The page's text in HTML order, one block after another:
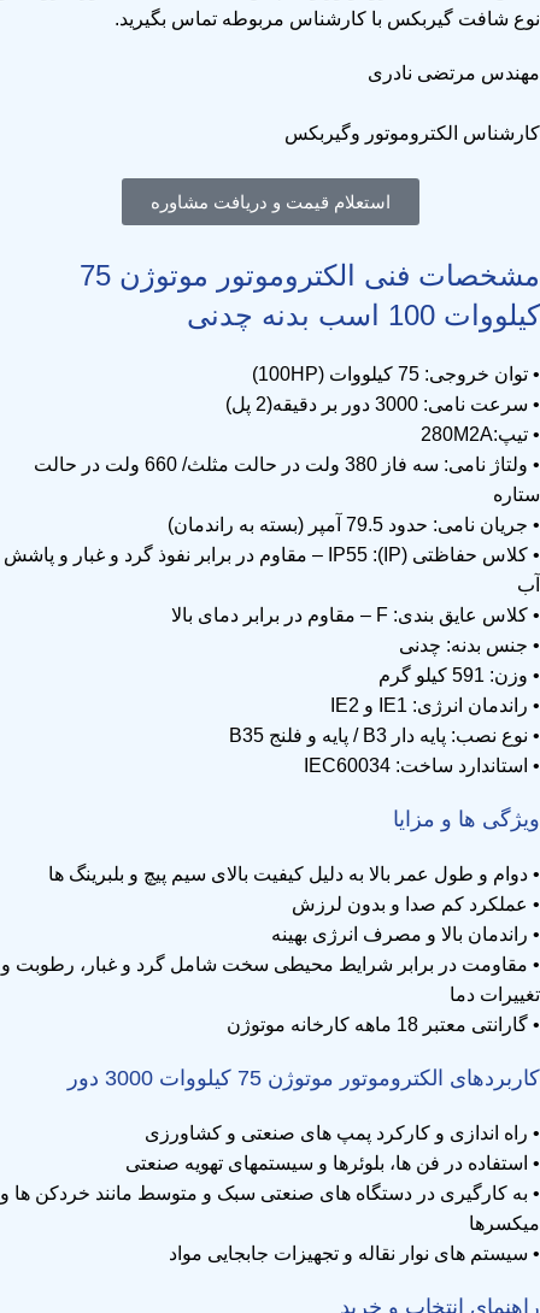
نوع شافت گیربکس با کارشناس مربوطه تماس بگیرید.
مهندس مرتضی نادری
کارشناس الکتروموتور وگیربکس
استعلام قیمت و دریافت مشاوره
مشخصات فنی الکتروموتور موتوژن 75
کیلووات 100 اسب بدنه چدنی
• توان خروجی: 75 کیلووات (100HP)
• سرعت نامی: 3000 دور بر دقیقه(2 پل)
• تیپ:280M2A
• ولتاژ نامی: سه فاز 380 ولت در حالت مثلث/ 660 ولت در حالت
ستاره
• جریان نامی: حدود 79.5 آمپر (بسته به راندمان)
• کلاس حفاظتی (IP): IP55 – مقاوم در برابر نفوذ گرد و غبار و پاشش
آب
• کلاس عایق بندی: F – مقاوم در برابر دمای بالا
• جنس بدنه: چدنی
• وزن: 591 کیلو گرم
• راندمان انرژی: IE1 و IE2
• نوع نصب: پایه دار B3 / پایه و فلنج B35
• استاندارد ساخت: IEC60034
ویژگی ها و مزایا
• دوام و طول عمر بالا به دلیل کیفیت بالای سیم پیچ و بلبرینگ ها
• عملکرد کم صدا و بدون لرزش
• راندمان بالا و مصرف انرژی بهینه
• مقاومت در برابر شرایط محیطی سخت شامل گرد و غبار، رطوبت و
تغییرات دما
• گارانتی معتبر 18 ماهه کارخانه موتوژن
کاربردهای الکتروموتور موتوژن 75 کیلووات 3000 دور
• راه اندازی و کارکرد پمپ های صنعتی و کشاورزی
• استفاده در فن ها، بلوئرها و سیستمهای تهویه صنعتی
• به کارگیری در دستگاه های صنعتی سبک و متوسط مانند خردکن ها و
میکسرها
• سیستم های نوار نقاله و تجهیزات جابجایی مواد
راهنمای انتخاب و خرید